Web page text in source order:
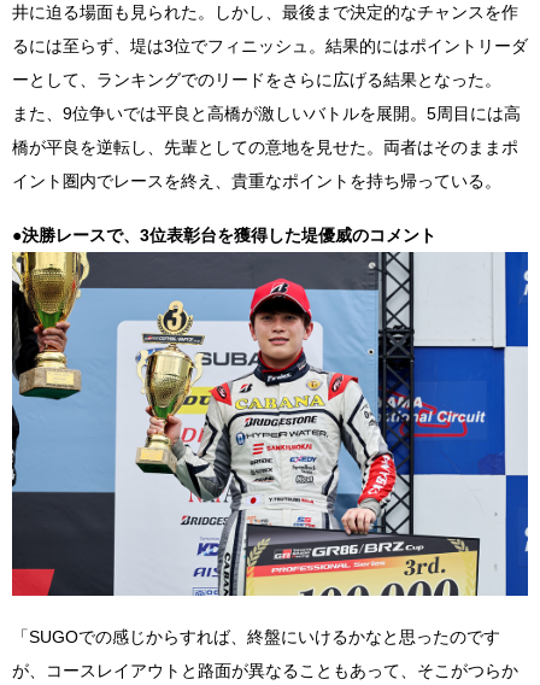
井に迫る場面も見られた。しかし、最後まで決定的なチャンスを作
るには至らず、堤は3位でフィニッシュ。結果的にはポイントリーダ
ーとして、ランキングでのリードをさらに広げる結果となった。
また、9位争いでは平良と高橋が激しいバトルを展開。5周目には高
橋が平良を逆転し、先輩としての意地を見せた。両者はそのままポ
イント圏内でレースを終え、貴重なポイントを持ち帰っている。
●決勝レースで、3位表彰台を獲得した堤優威のコメント
「SUGOでの感じからすれば、終盤にいけるかなと思ったのです
が、コースレイアウトと路面が異なることもあって、そこがつらか